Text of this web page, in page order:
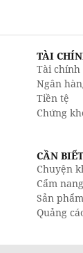
TÀI
Tài chính
Ngân
Tiền tệ
Chứng
CẦN BIẾT
Chuyện
Cẩm
Sản
Quảng